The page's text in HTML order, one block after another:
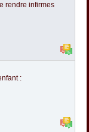
rendre infirmes
: